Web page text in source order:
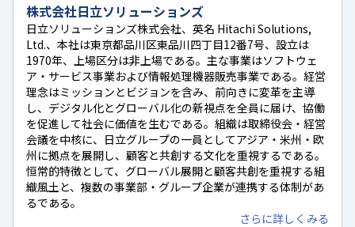
株式会社日立ソリューションズ
日立ソリューションズ株式会社、英名 Hitachi Solutions,
Ltd.、本社は東京都品川区東品川四丁目12番7号、設立は
1970年、上場区分は非上場である。主な事業はソフトウェ
ア・サービス事業および情報処理機器販売事業である。経営
理念はミッションとビジョンを含み、前向きに変革を主導
し、デジタル化とグローバル化の新視点を全員に届け、協働
を促進して社会に価値を生むである。組織は取締役会・経営
会議を中核に、日立グループの一員としてアジア・米州・欧
州に拠点を展開し、顧客と共創する文化を重視するである。
恒常的特徴として、グローバル展開と顧客共創を重視する組
織風土と、複数の事業部・グループ企業が連携する体制があ
るである。
さらに詳しくみる